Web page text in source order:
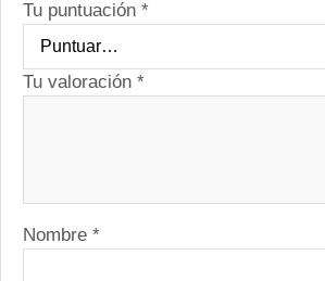
Tu puntuación *
Tu valoración *
Nombre *